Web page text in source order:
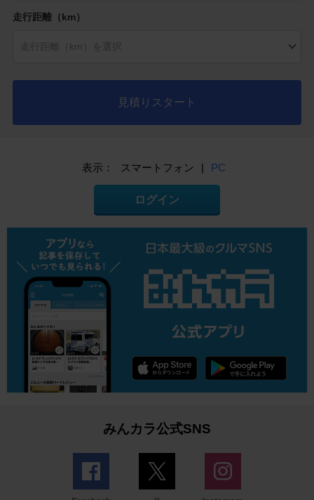
走行距離（km）
見積りスタート
表示： スマートフォン | PC
ログイン
みんカラ公式SNS